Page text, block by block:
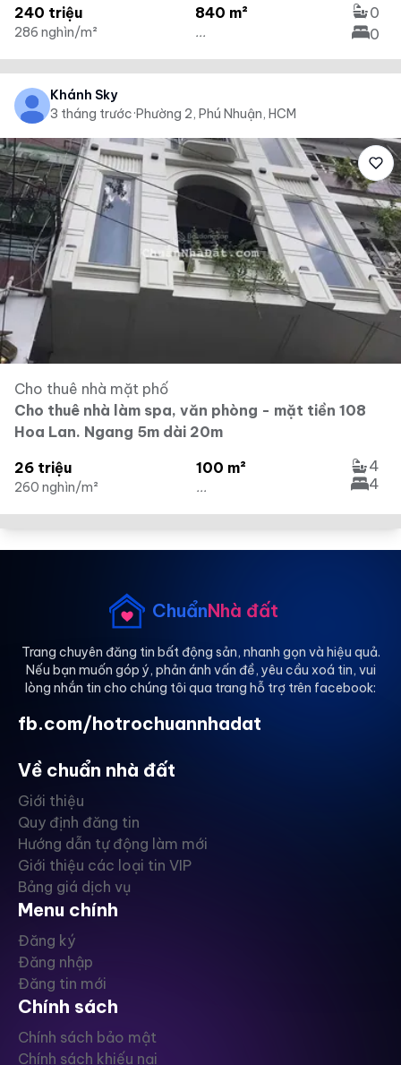
240 triệu
286 nghìn/m²
840 m²
...
0
0
Khánh Sky
3 tháng trước·Phường 2, Phú Nhuận, HCM
Cho thuê nhà mặt phố
Cho thuê nhà làm spa, văn phòng - mặt tiền 108
Hoa Lan. Ngang 5m dài 20m
26 triệu
260 nghìn/m²
100 m²
...
4
4
ChuẩnNhà đất
Trang chuyên đăng tin bất động sản, nhanh gọn và hiệu quả.
Nếu bạn muốn góp ý, phản ánh vấn đề, yêu cầu xoá tin, vui
lòng nhắn tin cho chúng tôi qua trang hỗ trợ trên facebook:
fb.com/hotrochuannhadat
Về chuẩn nhà đất
Giới thiệu
Quy định đăng tin
Hướng dẫn tự động làm mới
Giới thiệu các loại tin VIP
Bảng giá dịch vụ
Menu chính
Đăng ký
Đăng nhập
Đăng tin mới
Chính sách
Chính sách bảo mật
Chính sách khiếu nại